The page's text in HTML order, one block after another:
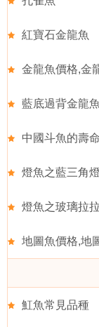
紅寶石金龍魚
金龍魚價格,金
藍底過背金龍魚
中國斗魚的壽
燈魚之藍三角
燈魚之玻璃拉
地圖魚價格,地
魟魚常見品種